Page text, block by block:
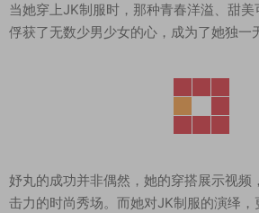
当她穿上JK制服时，那种青春洋溢、甜
俘获了无数少男少女的心，成为了她独一
妤丸的成功并非偶然，她的穿搭展示视频
击力的时尚秀场。而她对JK制服的演绎